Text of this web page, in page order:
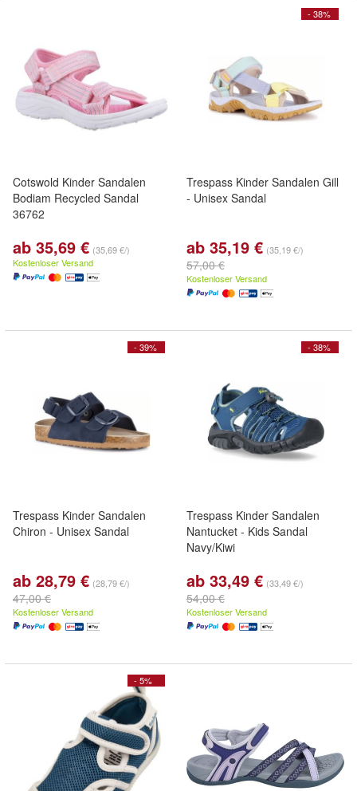
Cotswold Kinder Sandalen
Bodiam Recycled Sandal
36762
ab 35,69 € (35,69 €/)
Kostenloser Versand
- 38%
Trespass Kinder Sandalen Gill
- Unisex Sandal
ab 35,19 € (35,19 €/)
57,00 €
Kostenloser Versand
- 39%
Trespass Kinder Sandalen
Chiron - Unisex Sandal
ab 28,79 € (28,79 €/)
47,00 €
Kostenloser Versand
- 38%
Trespass Kinder Sandalen
Nantucket - Kids Sandal
Navy/Kiwi
ab 33,49 € (33,49 €/)
54,00 €
Kostenloser Versand
- 5%